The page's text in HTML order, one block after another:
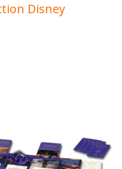
Disney